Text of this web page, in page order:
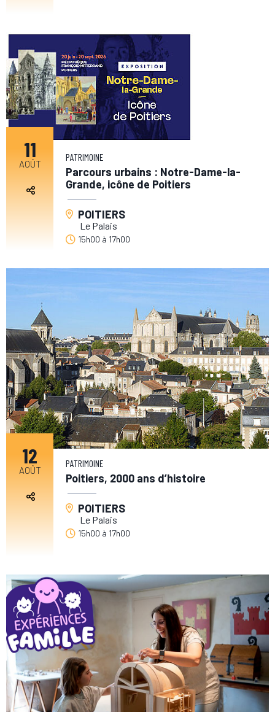
11
AOÛT
PATRIMOINE
Parcours urbains : Notre-Dame-la-
Grande, icône de Poitiers
POITIERS
Le Palais
15h00 à 17h00
12
AOÛT
PATRIMOINE
Poitiers, 2000 ans d’histoire
POITIERS
Le Palais
15h00 à 17h00